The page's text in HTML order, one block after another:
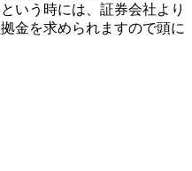
いう時には、証券会社より
金を求められますので頭に